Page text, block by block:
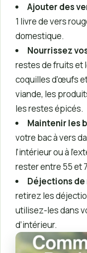
Ajouter des
1 livre de vers
domestique.
Nourrissez
restes de fruits et
coquilles d’œufs
viande, les
les restes épicés.
Maintenir les
votre bac à vers
l’intérieur ou à
rester entre 55 et
Déjections
retirez les
utilisez-les dans
d’intérieur.